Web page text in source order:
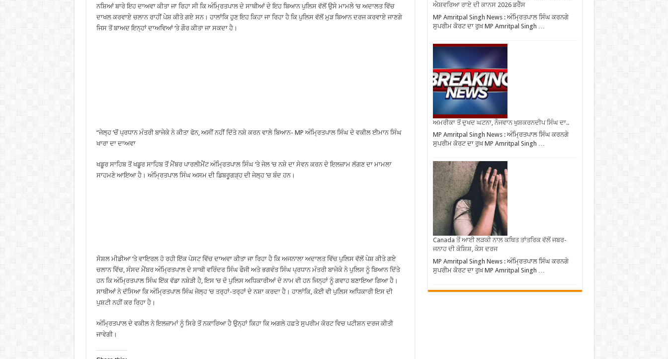
ਨਸ਼ਿਆਂ ਬਾਰੇ ਇਹ ਦਾਅਵਾ ਕੀਤਾ ਜਾ ਰਿਹਾ ਸੀ ਕਿ ਅੰਮ੍ਰਿਤਪਾਲ ਦੇ ਸਾਥੀਆਂ ਦੇ ਇਹ ਬਿਆਨ ਪੁਲਿਸ ਵੱਲੋਂ ਉਸੇ ਮਾਮਲੇ ‘ਚ ਅਦਾਲਤ ਵਿੱਚ
ਦਾਖਲ ਕਰਵਾਏ ਚਲਾਨ ਰਾਹੀਂ ਪੇਸ਼ ਕੀਤੇ ਗਏ ਸਨ। ਹਾਲਾਂਕਿ ਹੁਣ ਇਹ ਕਿਹਾ ਜਾ ਰਿਹਾ ਹੈ ਕਿ ਪੁਲਿਸ ਵੱਲੋਂ ਮੁੜ ਬਿਆਨ ਦਰਜ ਕਰਵਾਏ ਜਾਣਗੇ
ਜਿਸ ਤੋਂ ਬਾਅਦ ਇਨ੍ਹਾਂ ਦਾਅਵਿਆਂ ‘ਤੇ ਗੌਰ ਕੀਤਾ ਜਾ ਸਕਦਾ ਹੈ।
“ਜੇਲ੍ਹ ‘ਚੋਂ ਪ੍ਰਧਾਨ ਮੰਤਰੀ ਬਾਜੇਕੇ ਨੇ ਕੀਤਾ ਫੋਨ, ਅਸੀਂ ਨਹੀਂ ਦਿੱਤੇ ਨਸ਼ੇ ਕਰਨ ਵਾਲੇ ਬਿਆਨ- MP ਅੰਮ੍ਰਿਤਪਾਲ ਸਿੰਘ ਦੇ ਵਕੀਲ ਈਮਾਨ ਸਿੰਘ
ਖਾਰਾ ਦਾ ਦਾਅਵਾ
ਖਡੂਰ ਸਾਹਿਬ ਤੋਂ ਖਡੂਰ ਸਾਹਿਬ ਤੋਂ ਮੈਂਬਰ ਪਾਰਲੀਮੈਂਟ ਅੰਮ੍ਰਿਤਪਾਲ ਸਿੰਘ ‘ਤੇ ਜੇਲ ‘ਚ ਨਸ਼ੇ ਦਾ ਸੇਵਨ ਕਰਨ ਦੇ ਇਲਜ਼ਾਮ ਲੱਗਣ ਦਾ ਮਾਮਲਾ
ਸਾਹਮਣੇ ਆਇਆ ਹੈ। ਅੰਮ੍ਰਿਤਪਾਲ ਸਿੰਘ ਅਸਮ ਦੀ ਡਿਬਰੂਗੜ੍ਹ ਦੀ ਜੇਲ੍ਹ ’ਚ ਬੰਦ ਹਨ।
ਸੋਸ਼ਲ ਮੀਡੀਆ ‘ਤੇ ਵਾਇਰਲ ਹੋ ਰਹੀ ਇੱਕ ਪੋਸਟ ਵਿੱਚ ਦਾਅਵਾ ਕੀਤਾ ਜਾ ਰਿਹਾ ਹੈ ਕਿ ਅਜਨਾਲਾ ਅਦਾਲਤ ਵਿੱਚ ਪੁਲਿਸ ਵੱਲੋਂ ਪੇਸ਼ ਕੀਤੇ ਗਏ
ਚਲਾਨ ਵਿੱਚ, ਸੰਸਦ ਮੈਂਬਰ ਅੰਮ੍ਰਿਤਪਾਲ ਦੇ ਸਾਥੀ ਵਰਿੰਦਰ ਸਿੰਘ ਫੌਜੀ ਅਤੇ ਭਗਵੰਤ ਸਿੰਘ ਪ੍ਰਧਾਨ ਮੰਤਰੀ ਬਾਜੇਕੇ ਨੇ ਪੁਲਿਸ ਨੂੰ ਬਿਆਨ ਦਿੱਤੇ
ਹਨ ਕਿ ਅੰਮ੍ਰਿਤਪਾਲ ਸਿੰਘ ਇੱਕ ਵੱਡਾ ਨਸ਼ੇੜੀ ਹੈ, ਇਸ ’ਚ ਦੋ ਪੁਲਿਸ ਅਧਿਕਾਰੀਆਂ ਦੇ ਨਾਮ ਵੀ ਹਨ ਜਿਨ੍ਹਾਂ ਨੂੰ ਗਵਾਹ ਬਣਾਇਆ ਗਿਆ ਹੈ।
ਸਾਥੀਆਂ ਨੇ ਦੱਸਿਆ ਕਿ ਅੰਮ੍ਰਿਤਪਾਲ ਸਿੰਘ ਜੇਲ੍ਹ ‘ਚ ਤਰ੍ਹਾਂ-ਤਰ੍ਹਾਂ ਦੇ ਨਸ਼ਾ ਕਰਦਾ ਹੈ। ਹਾਲਾਂਕਿ, ਕੋਈ ਵੀ ਪੁਲਿਸ ਅਧਿਕਾਰੀ ਇਸ ਦੀ
ਪੁਸ਼ਟੀ ਨਹੀਂ ਕਰ ਰਿਹਾ ਹੈ।
ਅੰਮ੍ਰਿਤਪਾਲ ਦੇ ਵਕੀਲ ਨੇ ਇਲਜ਼ਾਮਾਂ ਨੂੰ ਸਿਰੇ ਤੋਂ ਨਕਾਰਿਆ ਹੈ ਉਨ੍ਹਾਂ ਕਿਹਾ ਕਿ ਅਗਲੇ ਹਫ਼ਤੇ ਸੁਪਰੀਮ ਕੋਰਟ ਵਿਚ ਪਟੀਸ਼ਨ ਦਰਜ ਕੀਤੀ
ਜਾਵੇਗੀ।
ਐਸ਼ਵਰਿਆ ਰਾਏ ਦੀ ਕਾਨਸ 2026 ਡਰੈੱਸ
MP Amritpal Singh News : ਅੰਮ੍ਰਿਤਪਾਲ ਸਿੰਘ ਕਰਨਗੇ
ਸੁਪਰੀਮ ਕੋਰਟ ਦਾ ਰੁਖ਼ MP Amritpal Singh …
ਅਮਰੀਕਾ ਤੋਂ ਦੁਖਦ ਘਟਨਾ, ਨੌਜਵਾਨ ਖੁਸ਼ਕਰਨਦੀਪ ਸਿੰਘ ਦਾ..
MP Amritpal Singh News : ਅੰਮ੍ਰਿਤਪਾਲ ਸਿੰਘ ਕਰਨਗੇ
ਸੁਪਰੀਮ ਕੋਰਟ ਦਾ ਰੁਖ਼ MP Amritpal Singh …
Canada ਤੋਂ ਆਈ ਲੜਕੀ ਨਾਲ ਕਥਿਤ ਤਾਂਤਰਿਕ ਵੱਲੋਂ ਜਬਰ-
ਜਨਾਹ ਦੀ ਕੋਸ਼ਿਸ਼, ਕੇਸ ਦਰਜ
MP Amritpal Singh News : ਅੰਮ੍ਰਿਤਪਾਲ ਸਿੰਘ ਕਰਨਗੇ
ਸੁਪਰੀਮ ਕੋਰਟ ਦਾ ਰੁਖ਼ MP Amritpal Singh …